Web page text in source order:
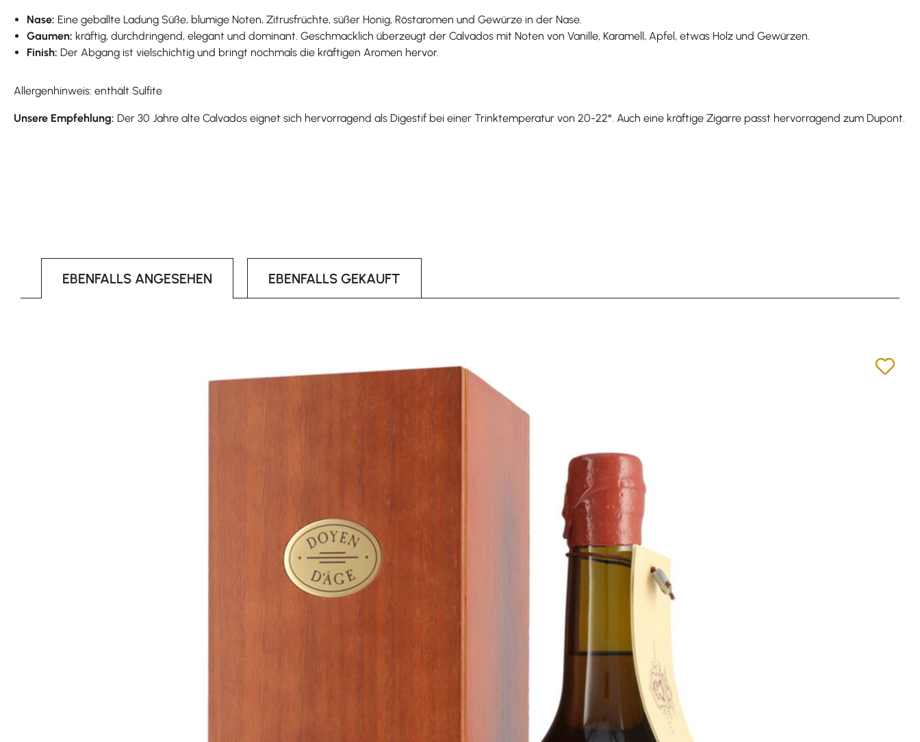
Nase: Eine geballte Ladung Süße, blumige Noten, Zitrusfrüchte, süßer Honig, Röstaromen und Gewürze in der Nase.
Gaumen: kräftig, durchdringend, elegant und dominant. Geschmacklich überzeugt der Calvados mit Noten von Vanille, Karamell, Apfel, etwas Holz und Gewürzen.
Finish: Der Abgang ist vielschichtig und bringt nochmals die kräftigen Aromen hervor.
Allergenhinweis: enthält Sulfite
Unsere Empfehlung: Der 30 Jahre alte Calvados eignet sich hervorragend als Digestif bei einer Trinktemperatur von 20-22°. Auch eine kräftige Zigarre passt hervorragend zum Dupont.
EBENFALLS ANGESEHEN EBENFALLS GEKAUFT